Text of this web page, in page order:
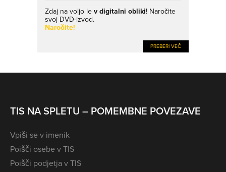
Zdaj na voljo lev digitalni obliki! Naročite
svoj DVD-izvod.
Naročite!
PREBERI VEČ
TIS NA SPLETU – POMEMBNE POVEZAVE
Vpiši se v imenik
Poišči osebe v TIS
Poišči podjetja v TIS